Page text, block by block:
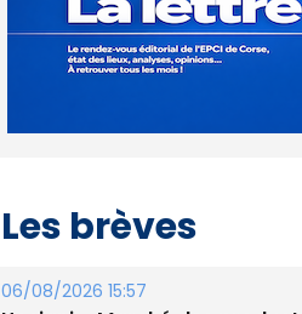
Les brèves